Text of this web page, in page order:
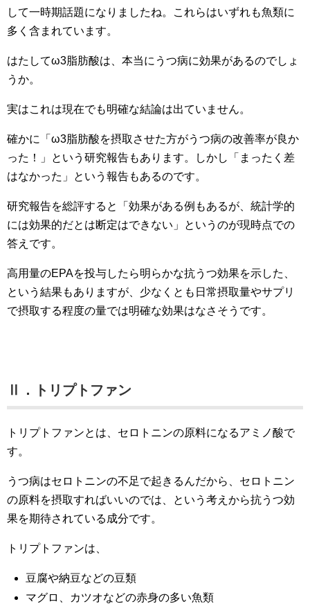
して一時期話題になりましたね。これらはいずれも魚類に
多く含まれています。
はたしてω3脂肪酸は、本当にうつ病に効果があるのでしょ
うか。
実はこれは現在でも明確な結論は出ていません。
確かに「ω3脂肪酸を摂取させた方がうつ病の改善率が良か
った！」という研究報告もあります。しかし「まったく差
はなかった」という報告もあるのです。
研究報告を総評すると「効果がある例もあるが、統計学的
には効果的だとは断定はできない」というのが現時点での
答えです。
高用量のEPAを投与したら明らかな抗うつ効果を示した、
という結果もありますが、少なくとも日常摂取量やサプリ
で摂取する程度の量では明確な効果はなさそうです。
Ⅱ．トリプトファン
トリプトファンとは、セロトニンの原料になるアミノ酸で
す。
うつ病はセロトニンの不足で起きるんだから、セロトニン
の原料を摂取すればいいのでは、という考えから抗うつ効
果を期待されている成分です。
トリプトファンは、
豆腐や納豆などの豆類
マグロ、カツオなどの赤身の多い魚類